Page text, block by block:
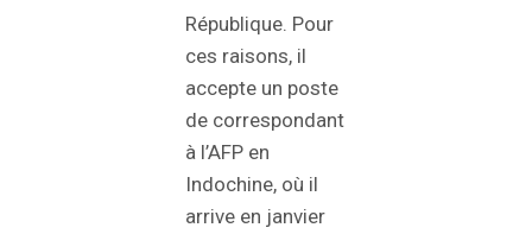
République. Pour
ces raisons, il
accepte un poste
de correspondant
à l’AFP en
Indochine, où il
arrive en janvier